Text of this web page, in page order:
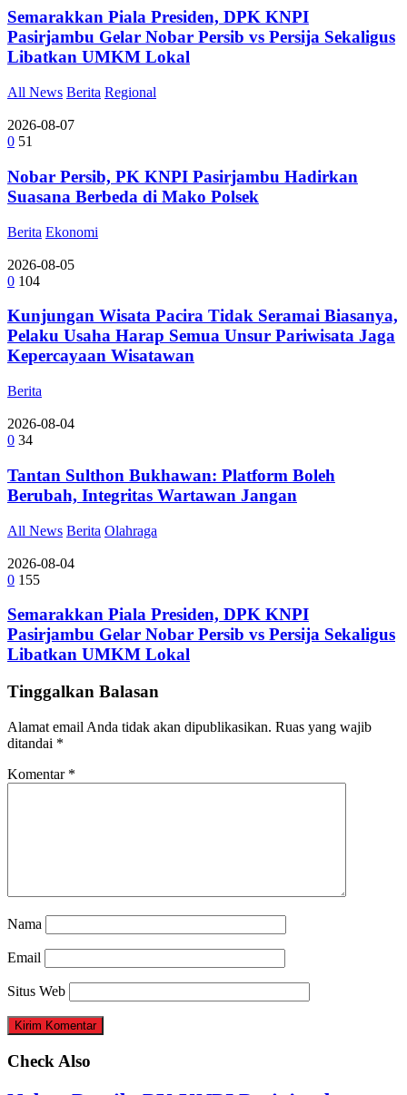
Semarakkan Piala Presiden, DPK KNPI
Pasirjambu Gelar Nobar Persib vs Persija Sekaligus
Libatkan UMKM Lokal
All News Berita Regional
2026-08-07
0 51
Nobar Persib, PK KNPI Pasirjambu Hadirkan
Suasana Berbeda di Mako Polsek
Berita Ekonomi
2026-08-05
0 104
Kunjungan Wisata Pacira Tidak Seramai Biasanya,
Pelaku Usaha Harap Semua Unsur Pariwisata Jaga
Kepercayaan Wisatawan
Berita
2026-08-04
0 34
Tantan Sulthon Bukhawan: Platform Boleh
Berubah, Integritas Wartawan Jangan
All News Berita Olahraga
2026-08-04
0 155
Semarakkan Piala Presiden, DPK KNPI
Pasirjambu Gelar Nobar Persib vs Persija Sekaligus
Libatkan UMKM Lokal
Tinggalkan Balasan
Alamat email Anda tidak akan dipublikasikan. Ruas yang wajib
ditandai *
Komentar *
Nama
Email
Situs Web
Check Also